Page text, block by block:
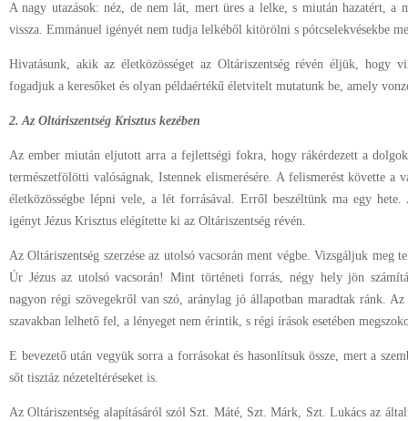
A nagy utazások: néz, de nem lát, mert üres a lelke, s miután hazatért, a
vissza. Emmánuel igényét nem tudja lelkéből kitörölni s pótcselekvésekbe
Hivatásunk, akik az életközösséget az Oltáriszentség révén éljük, hogy
fogadjuk a keresőket és olyan példaértékű életvitelt mutatunk be, amely
2. Az Oltáriszentség Krisztus kezében
Az ember miután eljutott arra a fejlettségi fokra, hogy rákérdezett a
természetfölötti valóságnak, Istennek elismerésére. A felismerést követte a
életközösségbe lépni vele, a lét forrásával. Erről beszéltünk ma egy
igényt Jézus Krisztus elégítette ki az Oltáriszentség révén.
Az Oltáriszentség szerzése az utolsó vacsorán ment végbe. Vizsgáljuk meg
Úr Jézus az utolsó vacsorán! Mint történeti forrás, négy hely jön
nagyon régi szövegekről van szó, aránylag jó állapotban maradtak ránk.
szavakban lelhető fel, a lényeget nem érintik, s régi írások esetében
E bevezető után vegyük sorra a forrásokat és hasonlítsuk össze, mert a
sőt tisztáz nézeteltéréseket is.
Az Oltáriszentség alapításáról szól Szt. Máté, Szt. Márk, Szt. Lukács az